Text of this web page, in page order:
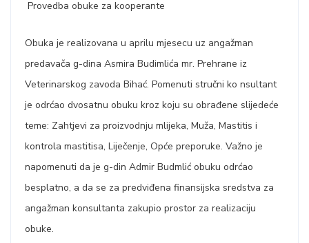
Provedba obuke za kooperante
Obuka je realizovana u aprilu mjesecu uz angažman
predavača g-dina Asmira Budimlića mr. Prehrane iz
Veterinarskog zavoda Bihać. Pomenuti stručni ko nsultant
je odrćao dvosatnu obuku kroz koju su obrađene slijedeće
teme: Zahtjevi za proizvodnju mlijeka, Muža, Mastitis i
kontrola mastitisa, Liječenje, Opće preporuke. Važno je
napomenuti da je g-din Admir Budmlić obuku odrćao
besplatno, a da se za predviđena finansijska sredstva za
angažman konsultanta zakupio prostor za realizaciju
obuke.